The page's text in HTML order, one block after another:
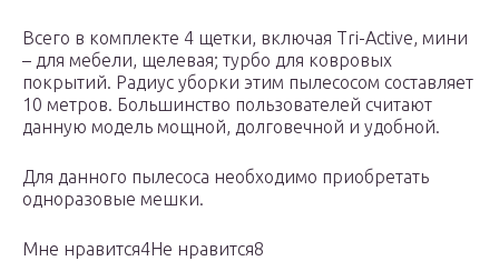
Всего в комплекте 4 щетки, включая Tri-Active, мини
– для мебели, щелевая; турбо для ковровых
покрытий. Радиус уборки этим пылесосом составляет
10 метров. Большинство пользователей считают
данную модель мощной, долговечной и удобной.
Для данного пылесоса необходимо приобретать
одноразовые мешки.
Мне нравится4Не нравится8